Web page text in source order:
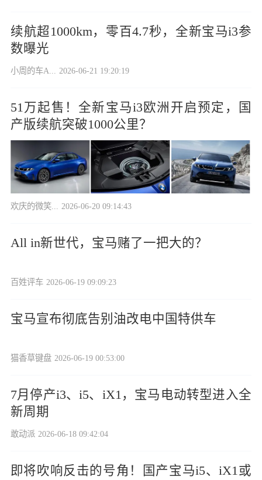
续航超1000km，零百4.7秒，全新宝马i3参
数曝光
小周的车A... 2026-06-21 19:20:19
51万起售！全新宝马i3欧洲开启预定，国
产版续航突破1000公里？
欢庆的微笑... 2026-06-20 09:14:43
All in新世代，宝马赌了一把大的？
百姓评车 2026-06-19 09:09:23
宝马宣布彻底告别油改电中国特供车
猫香草键盘 2026-06-19 00:53:00
7月停产i3、i5、iX1，宝马电动转型进入全
新周期
敢动派 2026-06-18 09:42:04
即将吹响反击的号角！国产宝马i5、iX1或